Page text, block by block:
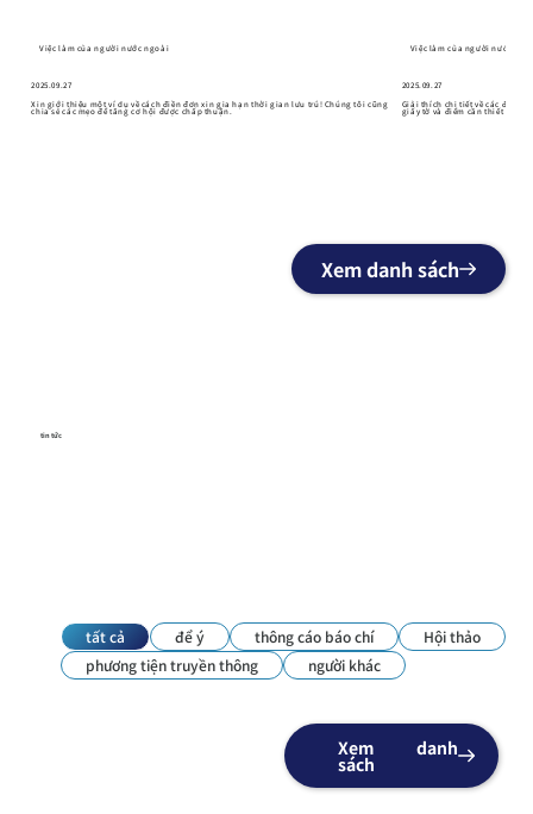
Việc làm của người nước ngoài
2025.09.27
Xin giới thiệu một ví dụ về cách điền đơn xin gia hạn thời gian lưu trú! Chúng tôi cũng
chia sẻ các mẹo để tăng cơ hội được chấp thuận.
Việc làm của người nước
2025.09.27
Giải thích chi tiết về các điều
giấy tờ và điểm cần thiết để
Xem danh sách
tin tức
tất cả để ý thông cáo báo chí
Hội thảo
phương tiện truyền thông
người khác
Xem danh
sách